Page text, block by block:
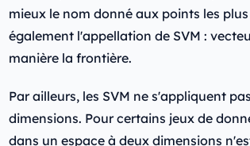
mieux le nom donné aux points les
également l'appellation de SVM :
manière la frontière.
Par ailleurs, les SVM ne s'appliquent
dimensions. Pour certains jeux de
dans un espace à deux dimensions